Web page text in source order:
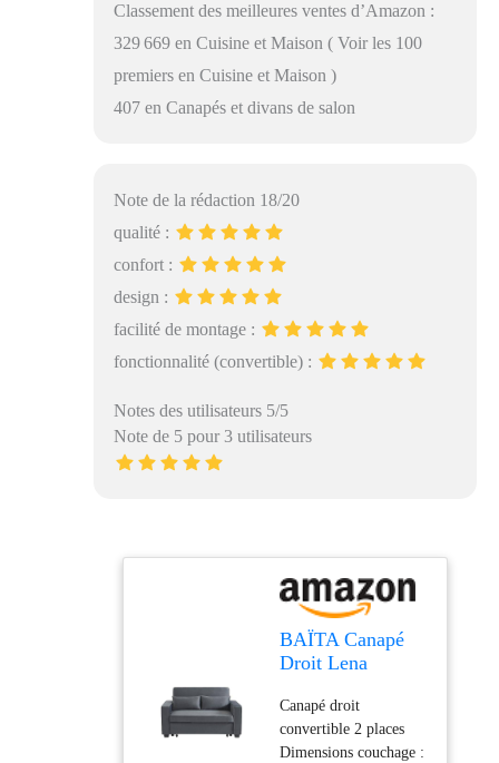
Classement des meilleures ventes d’Amazon :
329 669 en Cuisine et Maison ( Voir les 100
premiers en Cuisine et Maison )
407 en Canapés et divans de salon
Note de la rédaction 18/20
qualité :
confort :
design :
facilité de montage :
fonctionnalité (convertible) :
Notes des utilisateurs 5/5
Note de 5 pour 3 utilisateurs
BAÏTA Canapé
Droit Lena
Velours Gris 2
Places
Canapé droit
convertible 2 places
Dimensions couchage :